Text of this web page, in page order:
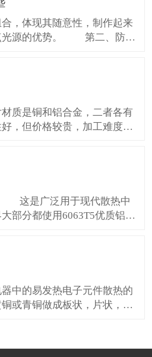
体现其随意性，制作起来
光源的优势。 第二、防水
损伤。降低制作周期的同时
护成本和不良损耗。 第
是铜和铝合金，二者各有
，但价格较贵，加工难度较
使用的铝合金才能提供足够
价格低廉，重量轻，但导热
是广泛用于现代散热中
部分都使用6063T5优质铝
其发热量的考量，铝挤型厂家
加热到一定的温度下，使其
的易发热电子元件散热的
或青铜做成板状，片状，多
片在使用中要在电子元件与